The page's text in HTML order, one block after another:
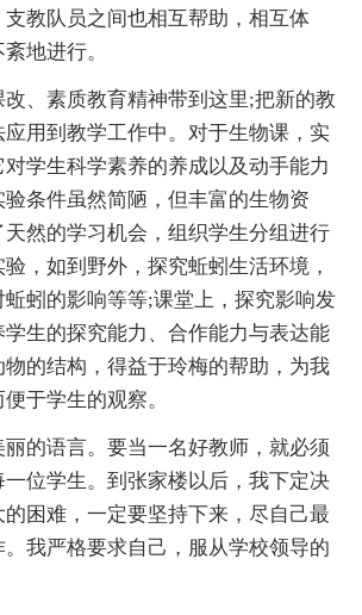
教队员之间也相互帮助，相互体
地进行。
素质教育精神带到这里;把新的教
应用到教学工作中。对于生物课，实
学生科学素养的养成以及动手能力
条件虽然简陋，但丰富的生物资
然的学习机会，组织学生分组进行
，如到野外，探究蚯蚓生活环境，
蚓的影响等等;课堂上，探究影响发
生的探究能力、合作能力与表达能
的结构，得益于玲梅的帮助，为我
于学生的观察。
语言。要当一名好教师，就必须
位学生。到张家楼以后，我下定决
困难，一定要坚持下来，尽自己最
我严格要求自己，服从学校领导的